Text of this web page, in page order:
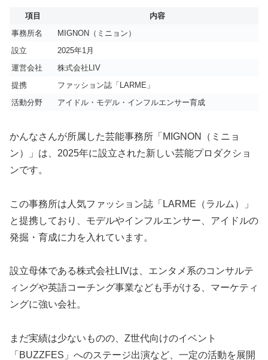
項目
内容
事務所名
MIGNON（ミニョン）
設立
2025年1月
運営会社
株式会社LIV
提携
ファッション誌「LARME」
活動分野
アイドル・モデル・インフルエンサー育成
かんなさんが所属した芸能事務所「MIGNON（ミニョ
ン）」は、2025年に設立された新しい芸能プロダクショ
ンです。
この事務所は人気ファッション誌「LARME（ラルム）」
と提携しており、モデルやインフルエンサー、アイドルの
発掘・育成に力を入れています。
設立母体である株式会社LIVは、エンタメ系のコンサルテ
ィングや英語コーチング事業なども手がける、マーケティ
ングに強い会社。
まだ実績は少ないものの、Z世代向けのイベント
「BUZZFES」へのステージ出演など、一定の活動を展開